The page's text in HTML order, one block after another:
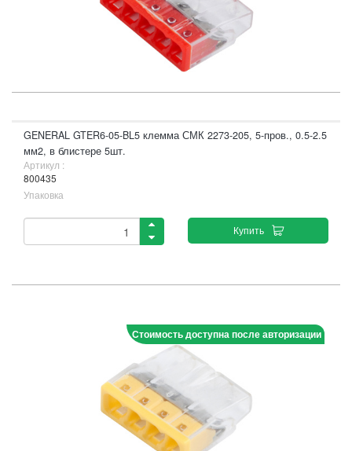
GENERAL GTER6-05-BL5 клемма СМК 2273-205, 5-пров., 0.5-2.5
мм2, в блистере 5шт.
Артикул :
800435
Упаковка
Купить
Стоимость доступна после авторизации